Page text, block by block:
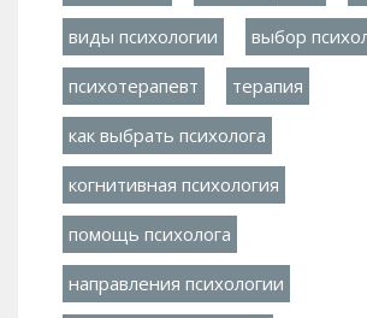
виды психологии выбор
психотерапевт терапия
как выбрать психолога
когнитивная психология
помощь психолога
направления психологии